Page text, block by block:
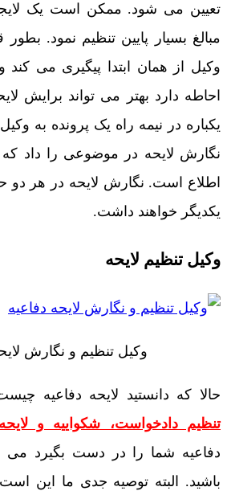
تعیین می شود. ممکن است یک
مبالغ بسیار پایین تنظیم نمود.
وکیل از همان ابتدا پیگیری می
احاطه دارد بهتر می تواند برایش
یکباره در نیمه راه یک پرونده به
نگارش لایحه در موضوعی را داد که
اطلاع است. نگارش لایحه در هر دو
یکدیگر خواهند داشت.
وکیل تنظیم لایحه
وکیل تنظیم و نگارش
حالا که دانستید لایحه دفاعیه
تنظیم دادخواست، شکواییه و لایحه
دفاعیه شما را در دست بگیرد می
باشید. البته توصیه جدی ما این